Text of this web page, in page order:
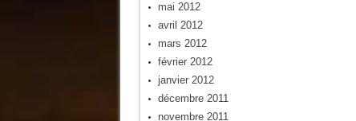
mai 2012
avril 2012
mars 2012
février 2012
janvier 2012
décembre 2011
novembre 2011